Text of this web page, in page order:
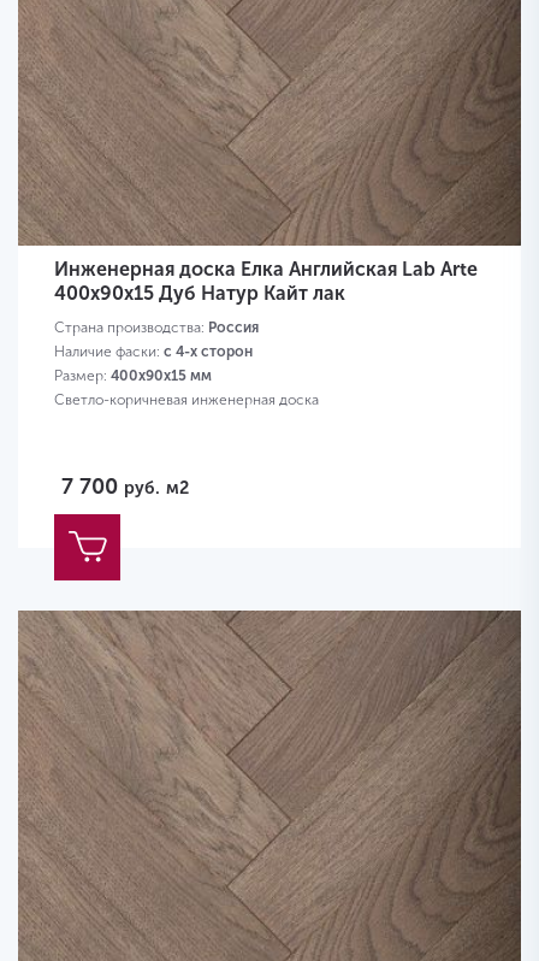
Инженерная доска Елка Английская Lab Arte
400х90х15 Дуб Натур Кайт лак
Страна производства: Россия
Наличие фаски: с 4-х сторон
Размер: 400х90х15 мм
Светло-коричневая инженерная доска
7 700 руб. м2